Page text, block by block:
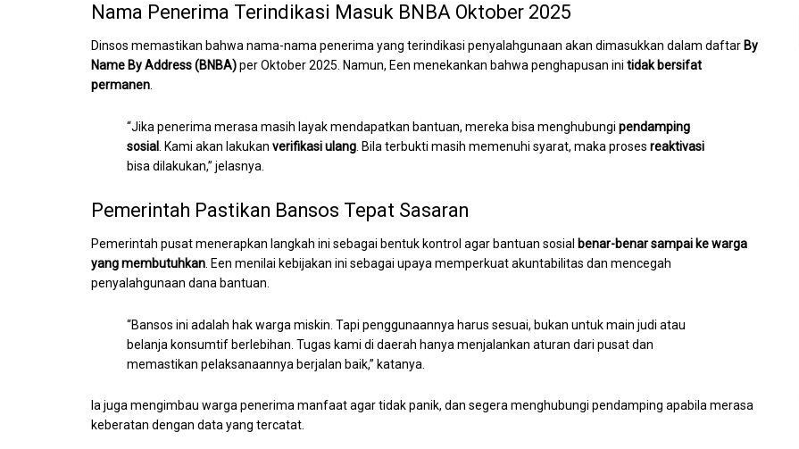
Nama Penerima Terindikasi Masuk BNBA Oktober 2025
Dinsos memastikan bahwa nama-nama penerima yang terindikasi penyalahgunaan akan dimasukkan dalam daftar By
Name By Address (BNBA)per Oktober 2025. Namun, Een menekankan bahwa penghapusan ini tidak bersifat
permanen.
“Jika penerima merasa masih layak mendapatkan bantuan, mereka bisa menghubungi pendamping
sosial
. Kami akan lakukan verifikasi ulang . Bila terbukti masih memenuhi syarat, maka proses reaktivasi
bisa dilakukan,” jelasnya.
Pemerintah Pastikan Bansos Tepat Sasaran
Pemerintah pusat menerapkan langkah ini sebagai bentuk kontrol agar bantuan sosial benar-benar sampai ke warga
yang membutuhkan. Een menilai kebijakan ini sebagai upaya memperkuat akuntabilitas dan mencegah
penyalahgunaan dana bantuan.
“Bansos ini adalah hak warga miskin. Tapi penggunaannya harus sesuai, bukan untuk main judi atau
belanja konsumtif berlebihan. Tugas kami di daerah hanya menjalankan aturan dari pusat dan
memastikan pelaksanaannya berjalan baik,” katanya.
Ia juga mengimbau warga penerima manfaat agar tidak panik, dan segera menghubungi pendamping apabila merasa
keberatan dengan data yang tercatat.